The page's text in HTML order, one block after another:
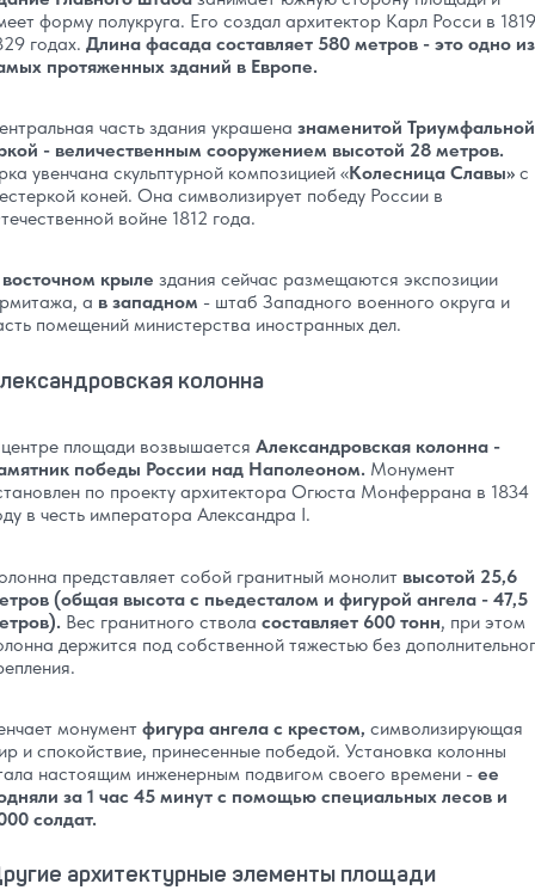
форму полукруга. Его создал архитектор Карл Росси в
годах. Длина фасада составляет 580 метров - это одно из
протяженных зданий в Европе.
часть здания украшена знаменитой Триумфальной
- величественным сооружением высотой 28 метров.
увенчана скульптурной композицией «Колесница Славы» с
коней. Она символизирует победу России в
войне 1812 года.
крыле здания сейчас размещаются экспозиции
а в западном - штаб Западного военного округа и
помещений министерства иностранных дел.
колонна
площади возвышается Александровская колонна -
победы России над Наполеоном. Монумент
по проекту архитектора Огюста Монферрана в 1834
в честь императора Александра I.
представляет собой гранитный монолит высотой 25,6
(общая высота с пьедесталом и фигурой ангела - 47,5
Вес гранитного ствола составляет 600 тонн, при этом
держится под собственной тяжестью без
монумент фигура ангела с крестом, символизирующая
и спокойствие, принесенные победой. Установка колонны
настоящим инженерным подвигом своего времени - ее
за 1 час 45 минут с помощью специальных лесов и
солдат.
архитектурные элементы площади